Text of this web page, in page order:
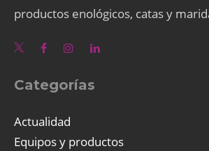
productos enológicos, catas y
Categorías
Actualidad
Equipos y productos